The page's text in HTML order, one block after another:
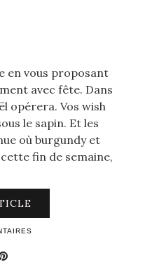
en vous proposant
avec fête. Dans
opérera. Vos wish
le sapin. Et les
où burgundy et
fin de semaine,